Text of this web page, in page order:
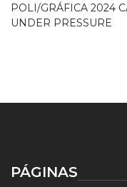
POLI/GRÁFICA 2024
UNDER PRESSURE
PÁGINAS